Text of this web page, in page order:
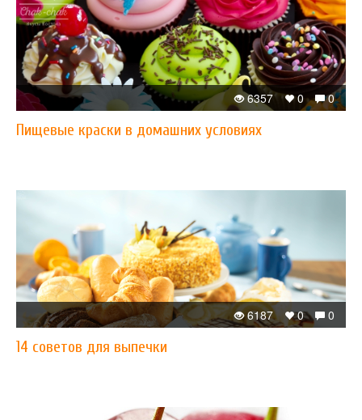
0
0
6357
Пищевые краски в домашних условиях
0
0
6187
14 советов для выпечки